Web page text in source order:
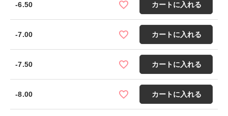
-6.50 カートに入れる
-7.00 カートに入れる
-7.50 カートに入れる
-8.00 カートに入れる